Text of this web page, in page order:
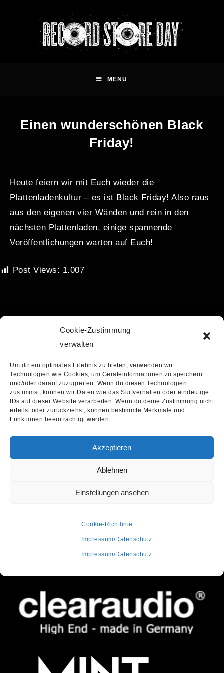
Cookie-Zustimmung
verwalten
Um dir ein optimales Erlebnis zu bieten, verwenden wir
Technologien wie Cookies, um Geräteinformationen zu speichern
und/oder darauf zuzugreifen. Wenn du diesen Technologien
zustimmst, können wir Daten wie das Surfverhalten oder eindeutige
IDs auf dieser Website verarbeiten. Wenn du deine Zustimmung nicht
erteilst oder zurückziehst, können bestimmte Merkmale und
Funktionen beeinträchtigt werden.
Akzeptieren
Ablehnen
Einstellungen ansehen
Cookie-Richtlinie
Impressum/Datenschutz
Impressum/Datenschutz
MENÜ
Einen wunderschönen Black
Friday!
Heute feiern wir mit Euch wieder die
Plattenladenkultur – es ist Black Friday! Also raus
aus den eigenen vier Wänden und rein in den
nächsten Plattenladen, einige spannende
Veröffentlichungen warten auf Euch!
Post Views: 1.007
info@recordstoredaygermany.de
OFFICIAL PARTNER
SUPPORTED BY